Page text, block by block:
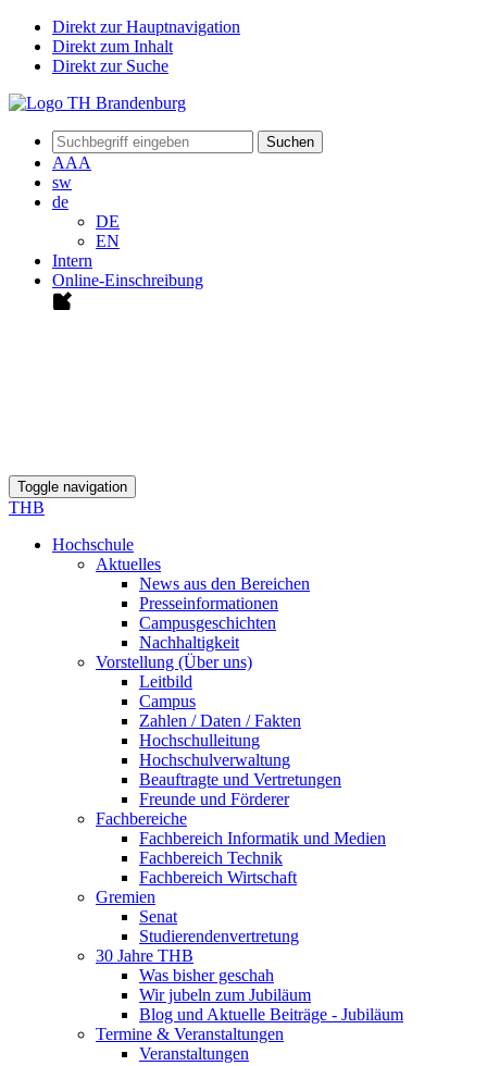
Direkt zur Hauptnavigation
Direkt zum Inhalt
Direkt zur Suche
Suchen
AAA
sw
de
DE
EN
Intern
Online-Einschreibung
Toggle navigation
THB
Hochschule
Aktuelles
News aus den Bereichen
Presseinformationen
Campusgeschichten
Nachhaltigkeit
Vorstellung (Über uns)
Leitbild
Campus
Zahlen / Daten / Fakten
Hochschulleitung
Hochschulverwaltung
Beauftragte und Vertretungen
Freunde und Förderer
Fachbereiche
Fachbereich Informatik und Medien
Fachbereich Technik
Fachbereich Wirtschaft
Gremien
Senat
Studierendenvertretung
30 Jahre THB
Was bisher geschah
Wir jubeln zum Jubiläum
Blog und Aktuelle Beiträge - Jubiläum
Termine & Veranstaltungen
Veranstaltungen